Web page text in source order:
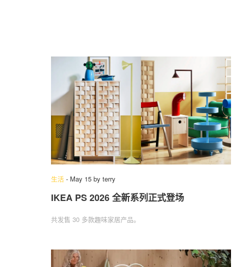
生活 - May 15 by terry
IKEA PS 2026 全新系列正式登场
共发售 30 多款趣味家居产品。